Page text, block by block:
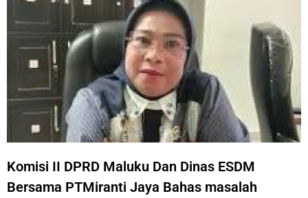
Komisi II DPRD Maluku Dan Dinas ESDM
Bersama PTMiranti Jaya Bahas masalah